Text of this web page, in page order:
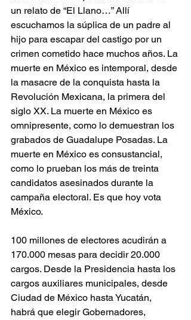
un relato de “El Llano…” Allí
escuchamos la súplica de un padre al
hijo para escapar del castigo por un
crimen cometido hace muchos años. La
muerte en México es intemporal, desde
la masacre de la conquista hasta la
Revolución Mexicana, la primera del
siglo XX. La muerte en México es
omnipresente, como lo demuestran los
grabados de Guadalupe Posadas. La
muerte en México es consustancial,
como lo prueban los más de treinta
candidatos asesinados durante la
campaña electoral. Es que hoy vota
México.
100 millones de electores acudirán a
170.000 mesas para decidir 20.000
cargos. Desde la Presidencia hasta los
cargos auxiliares municipales, desde
Ciudad de México hasta Yucatán,
habrá que elegir Gobernadores,